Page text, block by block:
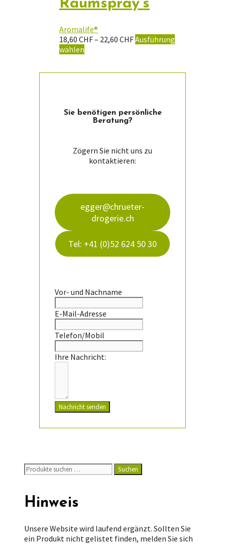
Raumspray’s
Aromalife®
18,60 CHF– 22,60 CHFPreisspanne:
Ausführung
wählen
Die
Optionen
der
Produktseite
Sie ­benötigen persön­liche
Beratung?
Zögern Sie nicht uns zu
kontaktieren:
egger@chrueter-
drogerie.ch
Tel: +41 (0)52 624 50 30
Vor- und Nachname
E-Mail-Adresse
Telefon/Mobil
Ihre Nachricht:
Nachricht senden
Suchen
nach:
Suchen
Hinweis
Unsere Website wird laufend ergänzt. Sollten Sie
ein Produkt nicht gelistet finden, melden Sie sich